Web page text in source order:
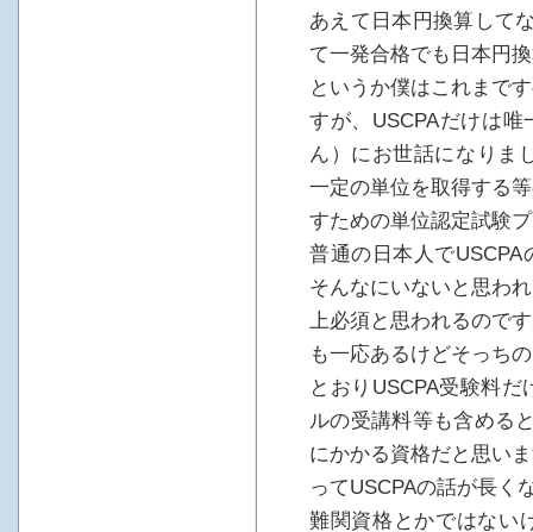
あえて日本円換算して
て一発合格でも日本円
というか僕はこれまで
すが、USCPAだけは
ん）にお世話になりま
一定の単位を取得する
すための単位認定試験
普通の日本人で
そんなにいないと思わ
上必須と思われるので
も一応あるけどそっち
とおりUSCPA受験料
ルの受講料等も含める
にかかる資格だと思い
ってUSCPAの話が長
難関資格とかではない